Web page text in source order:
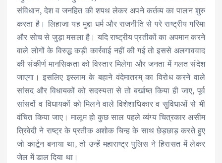
संविधान, देश व जनहित की शपथ लेकर अपने कर्तव्य का पालन शुरु
करता है। लिहाजा यह मुद्दा धर्म और राजनीति से परे राष्ट्रीय गरिमा
और सोच से जुड़ा मसला है। यदि राष्ट्रीय प्रतीकों का अपमान करने
वाले लोगों के विरुद्ध कड़ी कार्रवाई नहीं की गई तो इससे अलगाववाद
की संकीर्ण मानसिकता को विस्तार मिलेगा और जनता में गलत संदेश
जाएगा। इसलिए इस्लाम के बहाने वंदेमातरम् का विरोध करने वाले
सांसद और विधायकों को सदस्यता से तो बर्खाष्त किया ही जाए, पूर्व
सांसदों व विधायकों को मिलने वाले विशेशाधिकार व सुविधाओं से भी
वंचित किया जाए। मालूम हो कुछ साल पहले व्यंग्य चित्रकार असीम
त्रिवेदी ने राष्ट्र के प्रतीक अशोक चिन्ह के साथ छेड़छाड़ करते हुए
जो कार्टून बनाया था, तो उन्हें महाराष्ट्र पुलिस ने हिरासत में लेकर
जेल में डाल दिया था।